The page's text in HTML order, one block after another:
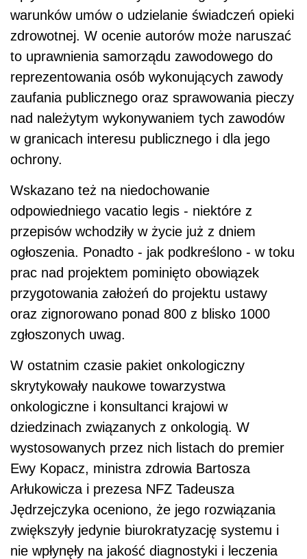
warunków umów o udzielanie świadczeń opieki
zdrowotnej. W ocenie autorów może naruszać
to uprawnienia samorządu zawodowego do
reprezentowania osób wykonujących zawody
zaufania publicznego oraz sprawowania pieczy
nad należytym wykonywaniem tych zawodów
w granicach interesu publicznego i dla jego
ochrony.
Wskazano też na niedochowanie
odpowiedniego vacatio legis - niektóre z
przepisów wchodziły w życie już z dniem
ogłoszenia. Ponadto - jak podkreślono - w toku
prac nad projektem pominięto obowiązek
przygotowania założeń do projektu ustawy
oraz zignorowano ponad 800 z blisko 1000
zgłoszonych uwag.
W ostatnim czasie pakiet onkologiczny
skrytykowały naukowe towarzystwa
onkologiczne i konsultanci krajowi w
dziedzinach związanych z onkologią. W
wystosowanych przez nich listach do premier
Ewy Kopacz, ministra zdrowia Bartosza
Arłukowicza i prezesa NFZ Tadeusza
Jędrzejczyka oceniono, że jego rozwiązania
zwiększyły jedynie biurokratyzację systemu i
nie wpłynęły na jakość diagnostyki i leczenia